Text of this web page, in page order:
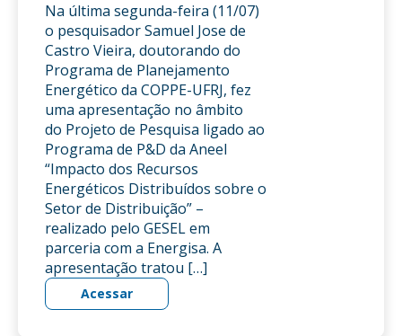
Na última segunda-feira (11/07)
o pesquisador Samuel Jose de
Castro Vieira, doutorando do
Programa de Planejamento
Energético da COPPE-UFRJ, fez
uma apresentação no âmbito
do Projeto de Pesquisa ligado ao
Programa de P&D da Aneel
“Impacto dos Recursos
Energéticos Distribuídos sobre o
Setor de Distribuição” –
realizado pelo GESEL em
parceria com a Energisa. A
apresentação tratou […]
Acessar